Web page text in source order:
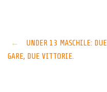
Post
←
UNDER 13 MASCHILE: DUE
GARE, DUE VITTORIE.